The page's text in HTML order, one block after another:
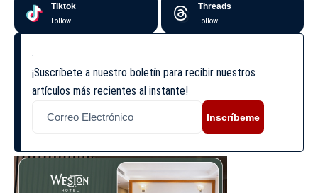
Tiktok
Follow
Threads
Follow
¡Suscríbete a nuestro boletín para recibir nuestros
artículos más recientes al instante!
Inscríbeme